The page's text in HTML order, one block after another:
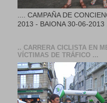
.... CAMPAÑA DE
2013 - BAIONA 30-06-2013
.. CARRERA CICLISTA EN
VÍCTIMAS DE TRÁFICO ...